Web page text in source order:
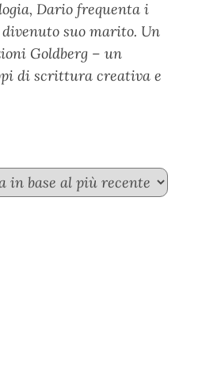
Dario frequenta i
suo marito. Un
Goldberg – un
di scrittura creativa e